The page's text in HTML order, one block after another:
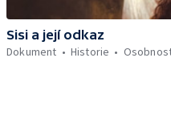
Sisi a její odkaz
Dokument
Historie